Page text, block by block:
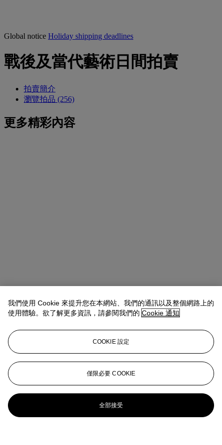
Global notice Holiday shipping deadlines
戰後及當代藝術日間拍賣
拍賣簡介
瀏覽拍品 (256)
更多精彩內容
我們使用 Cookie 來提升您在本網站、我們的通訊以及整個網路上的
使用體驗。欲了解更多資訊，請參閱我們的 Cookie 通知
COOKIE 設定
僅限必要 COOKIE
全部接受